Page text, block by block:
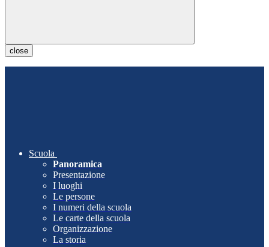
close
Scuola
Panoramica
Presentazione
I luoghi
Le persone
I numeri della scuola
Le carte della scuola
Organizzazione
La storia